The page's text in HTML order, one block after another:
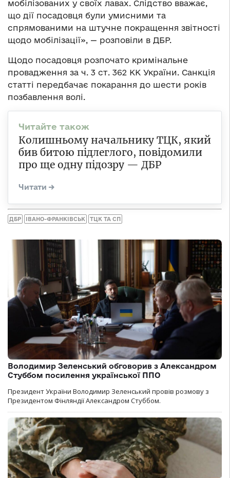
мобілізованих у своїх лавах. Слідство вважає,
що дії посадовця були умисними та
спрямованими на штучне покращення звітності
щодо мобілізації», — розповіли в ДБР.
Щодо посадовця розпочато кримінальне
провадження за ч. 3 ст. 362 КК України. Санкція
статті передбачає покарання до шести років
позбавлення волі.
Колишньому начальнику ТЦК, який
бив битою підлеглого, повідомили
про ще одну підозру — ДБР
ДБР ІВАНО-ФРАНКІВСЬК ТЦК ТА СП
Володимир Зеленський обговорив з Александром
Стуббом посилення української ППО
Президент України Володимир Зеленський провів розмову з
Президентом Фінляндії Александром Стуббом.